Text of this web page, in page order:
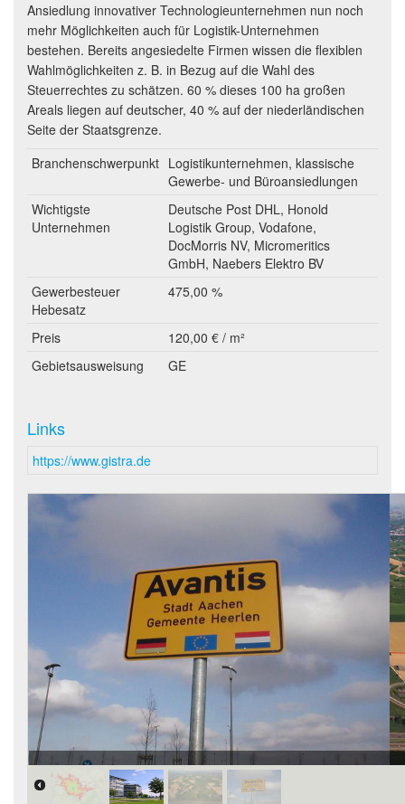
Ansiedlung innovativer Technologieunternehmen nun noch
mehr Möglichkeiten auch für Logistik-Unternehmen
bestehen. Bereits angesiedelte Firmen wissen die flexiblen
Wahlmöglichkeiten z. B. in Bezug auf die Wahl des
Steuerrechtes zu schätzen. 60 % dieses 100 ha großen
Areals liegen auf deutscher, 40 % auf der niederländischen
Seite der Staatsgrenze.
Branchenschwerpunkt Logistikunternehmen, klassische
Gewerbe- und Büroansiedlungen
Wichtigste
Unternehmen
Deutsche Post DHL, Honold
Logistik Group, Vodafone,
DocMorris NV, Micromeritics
GmbH, Naebers Elektro BV
Gewerbesteuer
Hebesatz
475,00 %
Preis
120,00 € / m²
Gebietsausweisung
GE
Links
https://www.gistra.de